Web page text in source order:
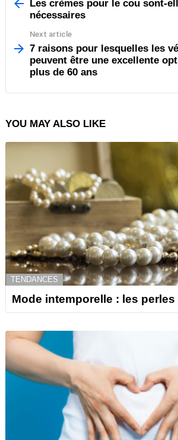
more Les crèmes pour le cou sont-
nécessaires
Next article
7 raisons pour lesquelles les
peuvent être une excellente
plus de 60 ans
YOU MAY ALSO LIKE
TENDANCES
Mode intemporelle : les perles